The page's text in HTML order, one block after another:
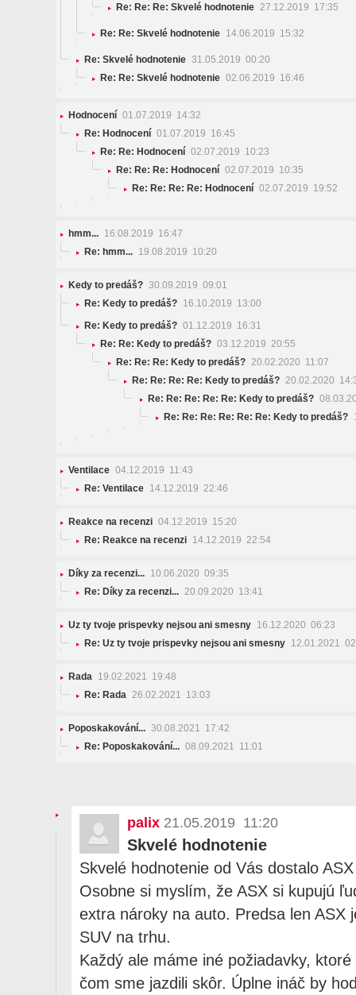
Re: Re: Re: Skvelé hodnotenie 27.12.2019 17:35
Re: Re: Skvelé hodnotenie 14.06.2019 15:32
Re: Skvelé hodnotenie 31.05.2019 00:20
Re: Re: Skvelé hodnotenie 02.06.2019 16:46
Hodnocení 01.07.2019 14:32
Re: Hodnocení 01.07.2019 16:45
Re: Re: Hodnocení 02.07.2019 10:23
Re: Re: Re: Hodnocení 02.07.2019 10:35
Re: Re: Re: Re: Hodnocení 02.07.2019 19:52
hmm... 16.08.2019 16:47
Re: hmm... 19.08.2019 10:20
Kedy to predáš? 30.09.2019 09:01
Re: Kedy to predáš? 16.10.2019 13:00
Re: Kedy to predáš? 01.12.2019 16:31
Re: Re: Kedy to predáš? 03.12.2019 20:55
Re: Re: Re: Kedy to predáš? 20.02.2020 11:07
Re: Re: Re: Re: Kedy to predáš? 20.02.2020
Re: Re: Re: Re: Re: Kedy to predáš?
Re: Re: Re: Re: Re: Re: Kedy to predáš?
Ventilace 04.12.2019 11:43
Re: Ventilace 14.12.2019 22:46
Reakce na recenzi 04.12.2019 15:20
Re: Reakce na recenzi 14.12.2019 22:54
Díky za recenzi... 10.06.2020 09:35
Re: Díky za recenzi... 20.09.2020 13:41
Uz ty tvoje prispevky nejsou ani smesny 16.12.2020 06:23
Re: Uz ty tvoje prispevky nejsou ani smesny 12.01.2021
Rada 19.02.2021 19:48
Re: Rada 26.02.2021 13:03
Poposkakování... 30.08.2021 17:42
Re: Poposkakování... 08.09.2021 11:01
palix 21.05.2019 11:20
Skvelé hodnotenie
Skvelé hodnotenie od Vás dostalo
Osobne si myslím, že ASX si kupujú
extra nároky na auto. Predsa len ASX
SUV na trhu.
Každý ale máme iné požiadavky,
čom sme jazdili skôr. Úplne ináč by